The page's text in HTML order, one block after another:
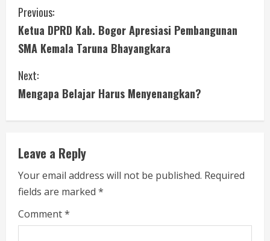
C
o
n
t
i
n
u
e
R
Previous:
Ketua DPRD Kab. Bogor Apresiasi Pembangunan
SMA Kemala Taruna Bhayangkara
Next:
Mengapa Belajar Harus Menyenangkan?
Leave a Reply
Your email address will not be published. Required
fields are marked *
Comment*